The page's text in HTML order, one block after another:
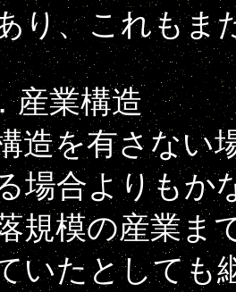
り、これもま
産業構造
造を有さない
場合よりもか
規模の産業ま
いたとしても